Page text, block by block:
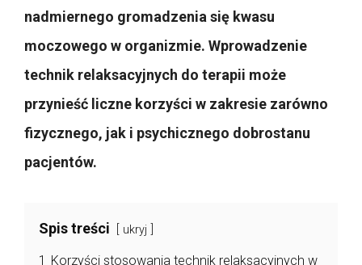
nadmiernego gromadzenia się kwasu
moczowego w organizmie. Wprowadzenie
technik relaksacyjnych do terapii może
przynieść liczne korzyści w zakresie zarówno
fizycznego, jak i psychicznego dobrostanu
pacjentów.
Spis treści ukryj
1 Korzyści stosowania technik relaksacyjnych w